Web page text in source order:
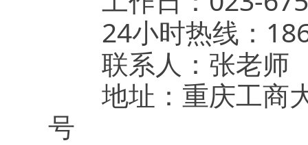
24小时热线：
联系人：张老师
地址：重庆工商大
号